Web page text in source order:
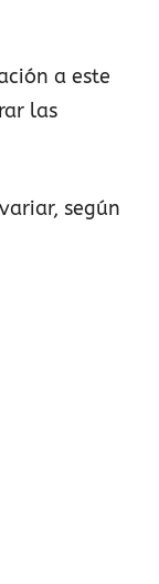
a este
las
según